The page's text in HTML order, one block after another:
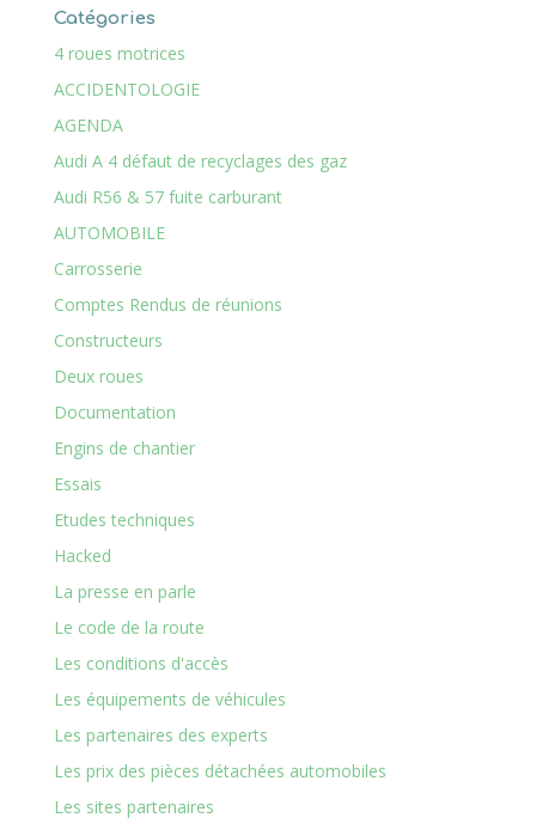
Catégories
4 roues motrices
ACCIDENTOLOGIE
AGENDA
Audi A 4 défaut de recyclages des gaz
Audi R56 & 57 fuite carburant
AUTOMOBILE
Carrosserie
Comptes Rendus de réunions
Constructeurs
Deux roues
Documentation
Engins de chantier
Essais
Etudes techniques
Hacked
La presse en parle
Le code de la route
Les conditions d'accès
Les équipements de véhicules
Les partenaires des experts
Les prix des pièces détachées automobiles
Les sites partenaires